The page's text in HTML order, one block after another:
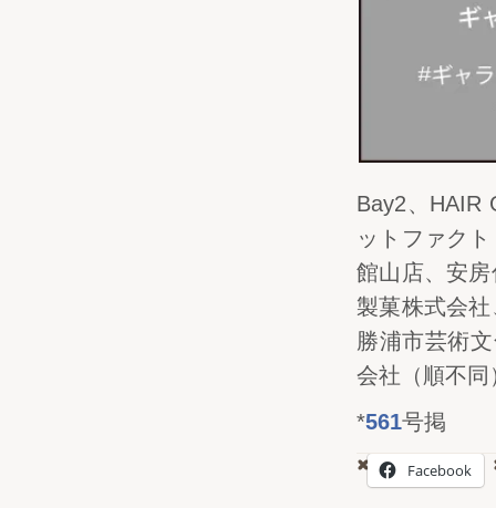
Bay2、HAIR
ットファク
館山店、安
製菓株式会
勝浦市芸術
会社（順不同
*561号掲
Facebook